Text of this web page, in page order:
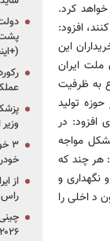
کرد.
افزود:
این
ملت ایران
به ظرفیت
تولید
هستند. وی افزود: در
مواجه
هر چند که
نگهداری و
د اخلی را
پشت
از
راس
۲۰۲۶ به میدان نبرد خودروسازان جهان تبدیل می‌شود